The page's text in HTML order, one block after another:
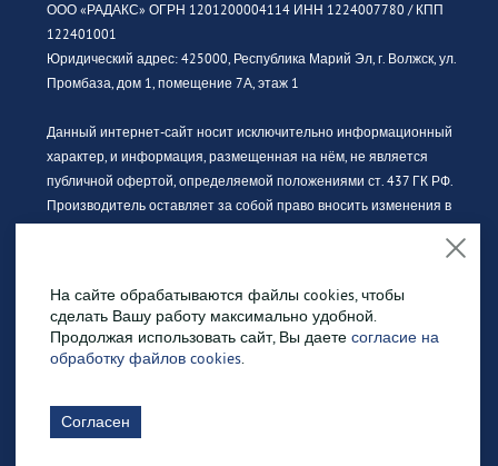
ООО «РАДАКС» ОГРН 1201200004114 ИНН 1224007780 / КПП
122401001
Юридический адрес: 425000, Республика Марий Эл, г. Волжск, ул.
Промбаза, дом 1, помещение 7А, этаж 1
Данный интернет-сайт носит исключительно информационный
характер, и информация, размещенная на нём, не является
публичной офертой, определяемой положениями ст. 437 ГК РФ.
Производитель оставляет за собой право вносить изменения в
уведомления. За актуальной информацией просьба обращаться к
Изображение продукции может отличаться от фактического вида.
Интерьерные иллюстрации и примеры использования
оборудования.
На сайте обрабатываются файлы cookies, чтобы
сделать Вашу работу максимально удобной.
Продолжая использовать сайт, Вы даете согласие на
обработку файлов cookies.
Согласен